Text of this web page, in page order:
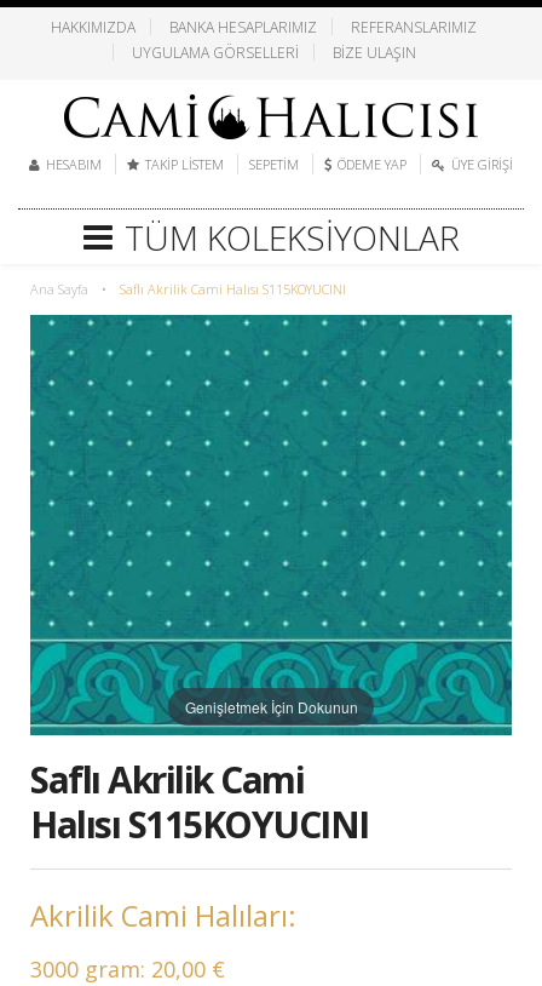
HAKKIMIZDA BANKA HESAPLARIMIZ
REFERANSLARIMIZ
UYGULAMA GÖRSELLERI
BIZE ULAŞIN
HESABIM TAKIP LISTEM SEPETIM ÖDEME YAP ÜYE GIRIŞI
TÜM KOLEKSIYONLAR
Ana Sayfa • Saflı Akrilik Cami Halısı S115KOYUCINI
Genişletmek İçin Dokunun
Saflı Akrilik Cami
Halısı S115KOYUCINI
Akrilik Cami Halıları:
3000 gram: 20,00 €